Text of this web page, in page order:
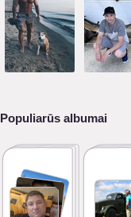
Populiarūs albumai